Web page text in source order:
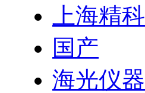
上海精科
国产
海光仪器